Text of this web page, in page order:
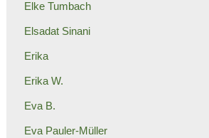
Elke Tumbach
Elsadat Sinani
Erika
Erika W.
Eva B.
Eva Pauler-Müller